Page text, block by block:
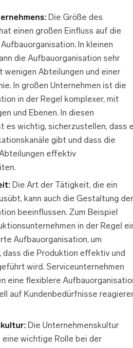
Die Größe des
einen großen Einfluss auf die
In kleinen
die Aufbauorganisation sehr
wenigen Abteilungen und einer
In großen Unternehmen ist die
in der Regel komplexer, mit
und Ebenen. In diesen
es wichtig, sicherzustellen, dass
gibt und dass die
effektiv
Die Art der Tätigkeit, die ein
kann auch die Gestaltung der
beeinflussen. Zum Beispiel
in der Regel
Aufbauorganisation, um
dass die Produktion effektiv und
wird. Serviceunternehmen
eine flexiblere
auf Kundenbedürfnisse
Die Unternehmenskultur
wichtige Rolle bei der